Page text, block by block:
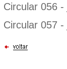
Circular 056 -
Circular 057 -